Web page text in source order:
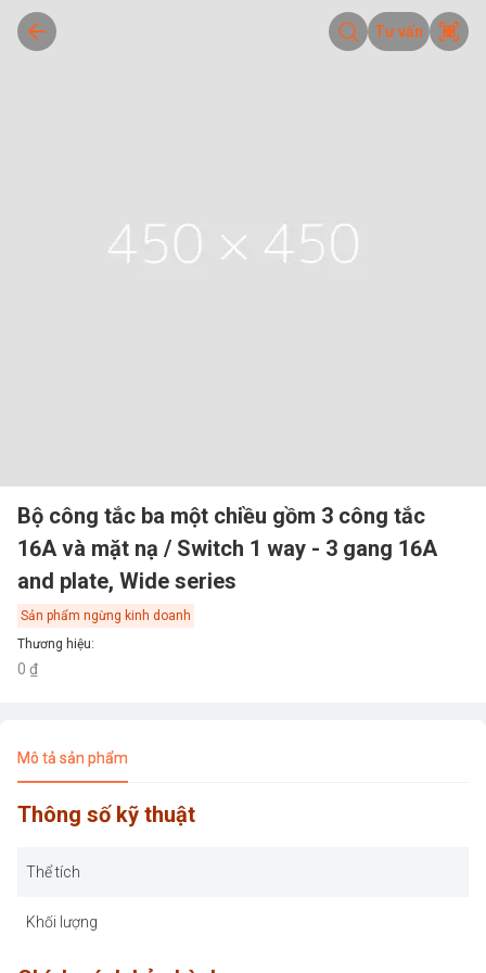
Tư vấn
Bộ công tắc ba một chiều gồm 3 công tắc
16A và mặt nạ / Switch 1 way - 3 gang 16A
and plate, Wide series
Sản phẩm ngừng kinh doanh
Thương hiệu:
0 ₫
Mô tả sản phẩm
Thông số kỹ thuật
Thể tích
Khối lượng